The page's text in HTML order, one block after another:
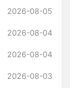
2026-08-05
2026-08-04
2026-08-04
2026-08-03